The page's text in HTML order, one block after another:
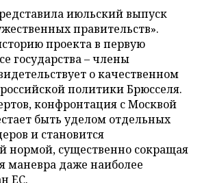
июльский выпуск
правительств».
проекта в первую
государства – члены
о качественном
политики Брюсселя.
конфронтация с Москвой
быть уделом отдельных
и становится
нормой, существенно сокращая
маневра даже наиболее
ЕС.